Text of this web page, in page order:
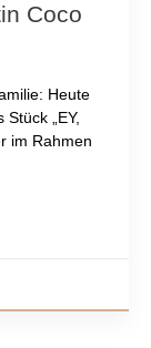
Coco
Heute
„EY,
im Rahmen